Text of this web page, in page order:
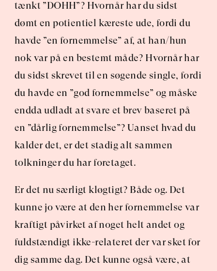
tænkt ”DOHH”? Hvornår har du sidst
dømt en potientiel kæreste ude, fordi du
havde ”en fornemmelse” af, at han/hun
nok var på en bestemt måde? Hvornår har
du sidst skrevet til en søgende single, fordi
du havde en ”god fornemmelse” og måske
endda udladt at svare et brev baseret på
en ”dårlig fornemmelse”? Uanset hvad du
kalder det, er det stadig alt sammen
tolkninger du har foretaget.
Er det nu særligt kløgtigt? Både og. Det
kunne jo være at den her fornemmelse var
kraftigt påvirket af noget helt andet og
fuldstændigt ikke-relateret der var sket for
dig samme dag. Det kunne også være, at